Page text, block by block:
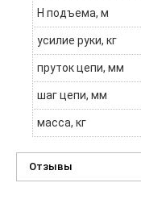
H подъема, м
усилие руки, кг
пруток цепи, мм
шаг цепи, мм
масса, кг
Отзывы